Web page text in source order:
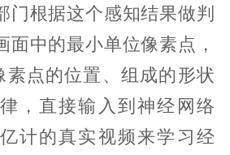
门根据这个感知结果做判
面中的最小单位像素点，
素点的位置、组成的形状
，直接输入到神经网络
计的真实视频来学习经